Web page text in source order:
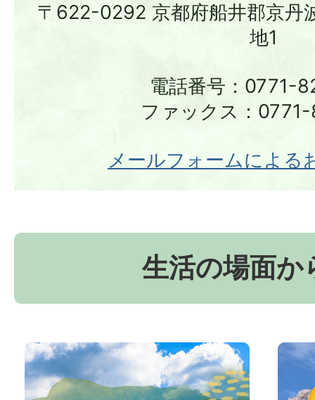
〒622-0292 京都府船井郡京丹
地1
電話番号：0771-
ファックス：
メールフォームによる
生活の場面か
お
か
京